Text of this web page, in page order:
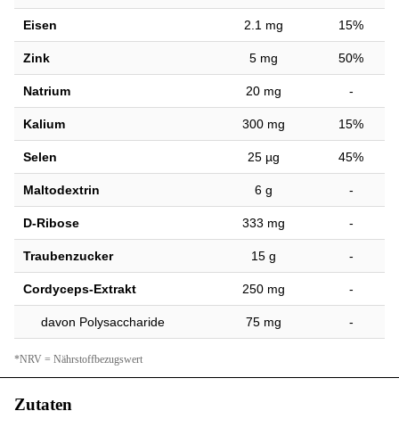
Eisen 2.1 mg 15%
Zink 5 mg 50%
Natrium 20 mg -
Kalium 300 mg 15%
Selen 25 µg 45%
Maltodextrin 6 g -
D-Ribose 333 mg -
Traubenzucker 15 g -
Cordyceps-Extrakt 250 mg -
davon Polysaccharide 75 mg -
*NRV = Nährstoffbezugswert
Zutaten